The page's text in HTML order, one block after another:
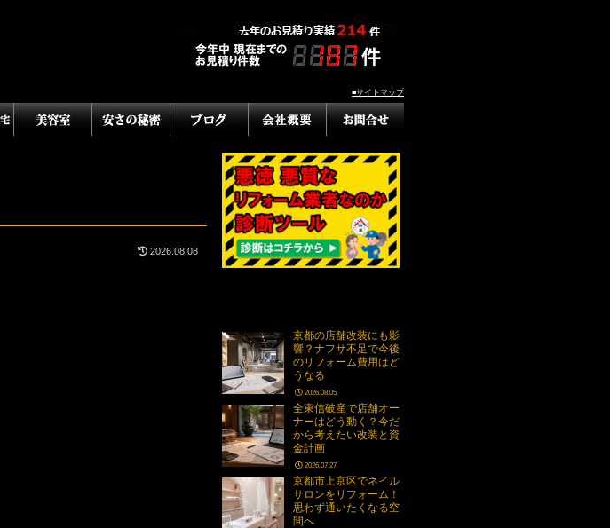
■サイトマップ
2026.08.08
京都の店舗改装にも影
響？ナフサ不足で今後
のリフォーム費用はど
うなる
2026.08.05
全東信破産で店舗オー
ナーはどう動く？今だ
から考えたい改装と資
金計画
2026.07.27
京都市上京区でネイル
サロンをリフォーム！
思わず通いたくなる空
間へ